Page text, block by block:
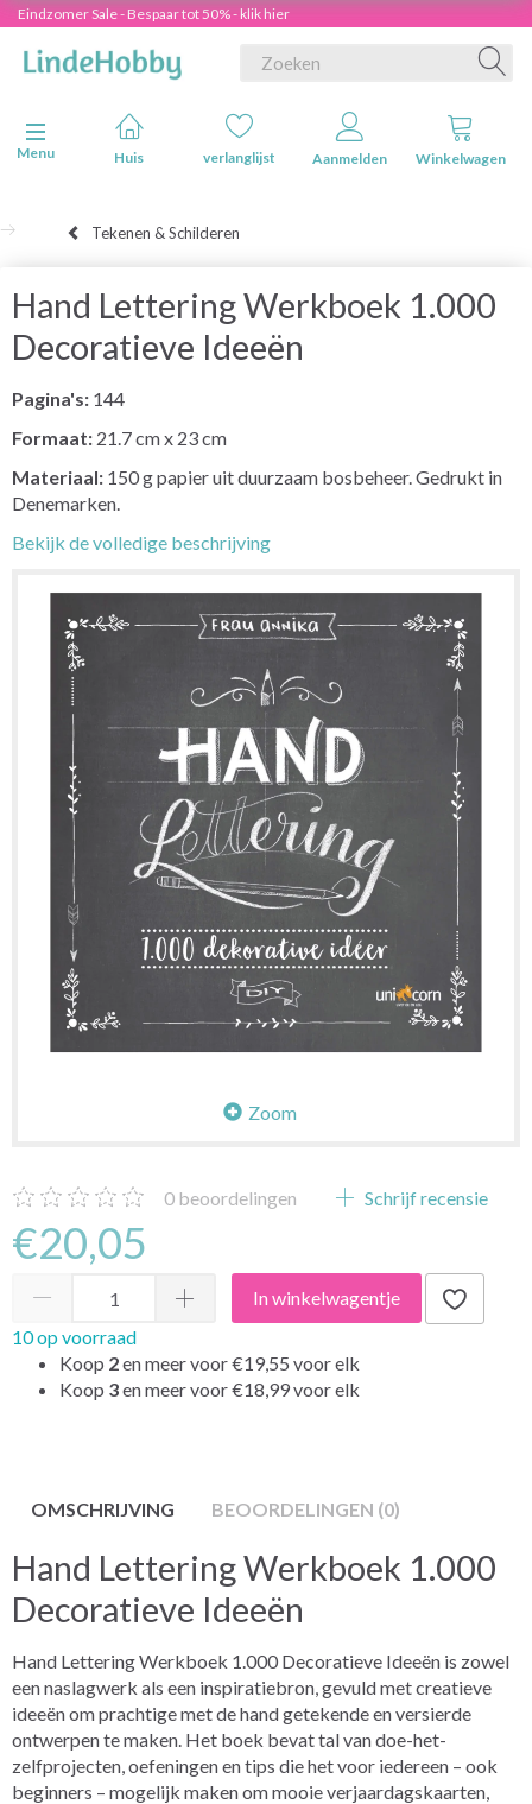
Eindzomer Sale - Bespaar tot 50% - klik hier
Navigatie in-/uitschakelen
Menu
Huis verlanglijst Aanmelden Winkelwagen
Tekenen & Schilderen
Hand Lettering Werkboek 1.000
Decoratieve Ideeën
Pagina's: 144
Formaat: 21.7 cm x 23 cm
Materiaal: 150 g papier uit duurzaam bosbeheer. Gedrukt in
Denemarken.
Bekijk de volledige beschrijving
Zoom
0 beoordelingen Schrijf recensie
€20,05
In winkelwagentje
10 op voorraad
Koop 2en meer voor€19,55 voor elk
Koop 3en meer voor€18,99voor elk
OMSCHRIJVING BEOORDELINGEN (0)
Hand Lettering Werkboek 1.000
Decoratieve Ideeën
Hand Lettering Werkboek 1.000 Decoratieve Ideeën is zowel
een naslagwerk als een inspiratiebron, gevuld met creatieve
ideeën om prachtige met de hand getekende en versierde
ontwerpen te maken. Het boek bevat tal van doe-het-
zelfprojecten, oefeningen en tips die het voor iedereen – ook
beginners – mogelijk maken om mooie verjaardagskaarten,